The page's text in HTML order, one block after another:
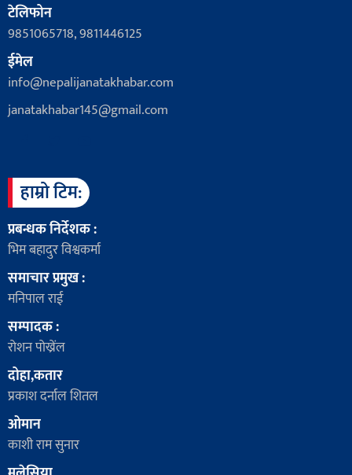
टेलिफोन
9851065718, 9811446125
ईमेल
info@nepalijanatakhabar.com
janatakhabar145@gmail.com
हाम्रो टिम:
प्रबन्धक निर्देशक :
भिम बहादुर विश्वकर्मा
समाचार प्रमुख :
मनिपाल राई
सम्पादक :
रोशन पोख्रेंल
दोहा,कतार
प्रकाश दर्नाल शितल
ओमान
काशी राम सुनार